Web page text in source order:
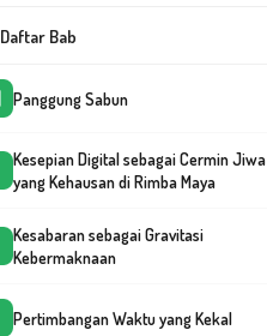
Daftar Bab
Panggung Sabun
Kesepian Digital sebagai Cermin Jiwa
yang Kehausan di Rimba Maya
Kesabaran sebagai Gravitasi
Kebermaknaan
Pertimbangan Waktu yang Kekal